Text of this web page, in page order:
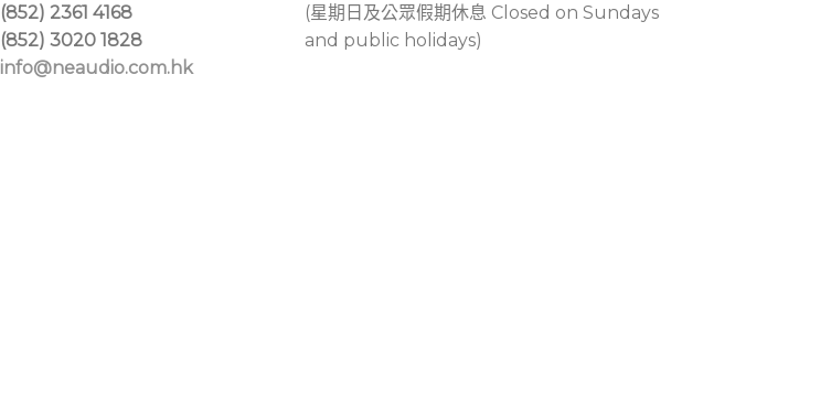
(852) 2361 4168
(852) 3020 1828
info@neaudio.com.hk
(星期日及公眾假期休息 Closed on Sundays
and public holidays)